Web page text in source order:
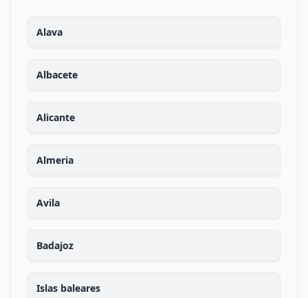
Alava
Albacete
Alicante
Almeria
Avila
Badajoz
Islas baleares